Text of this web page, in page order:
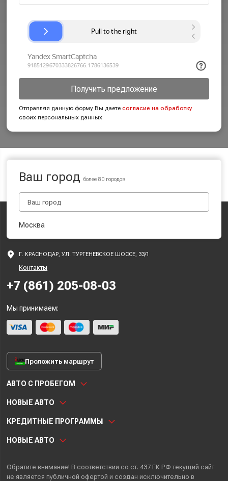
Получить предложение
Отправляя данную форму Вы даетесогласие на обработку
своих персональных данных
Ваш городболее 80 городов
Москва
Г. КРАСНОДАР, УЛ. ТУРГЕНЕВСКОЕ ШОССЕ, 33/1
Контакты
+7 (861) 205-08-03
Мы принимаем:
Проложить маршрут
АВТО С ПРОБЕГОМ
НОВЫЕ АВТО
КРЕДИТНЫЕ ПРОГРАММЫ
НОВЫЕ АВТО
Обратите внимание! В соответствии со ст. 437 ГК РФ текущий сайт
не является публичной офертой и создан исключительно в